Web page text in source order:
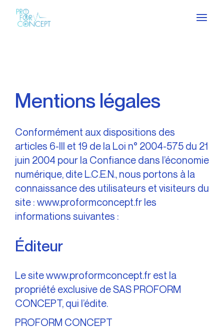
Mentions légales
Conformément aux dispositions des
articles 6-III et 19 de la Loi n° 2004-575 du 21
juin 2004 pour la Confiance dans l’économie
numérique, dite L.C.E.N., nous portons à la
connaissance des utilisateurs et visiteurs du
site : www.proformconcept.fr les
informations suivantes :
Éditeur
Le sitewww.proformconcept.fr est la
propriété exclusive de SAS PROFORM
CONCEPT, qui l’édite.
PROFORM CONCEPT